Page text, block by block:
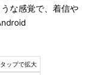
な感覚で、着信や